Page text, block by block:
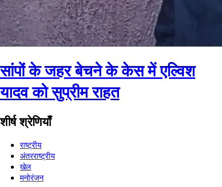
सांपों के जहर बेचने के केस में एल्विश
यादव को सुप्रीम राहत
शीर्ष श्रेणियाँ
राष्ट्रीय
अंतरराष्ट्रीय
खेल
मनोरंजन